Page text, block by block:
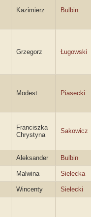
Kazimierz Bulbin
Grzegorz Ługowski
Modest Piasecki
Franciszka
Chrystyna
Sakowicz
Aleksander Bulbin
Malwina Sielecka
Wincenty Sielecki